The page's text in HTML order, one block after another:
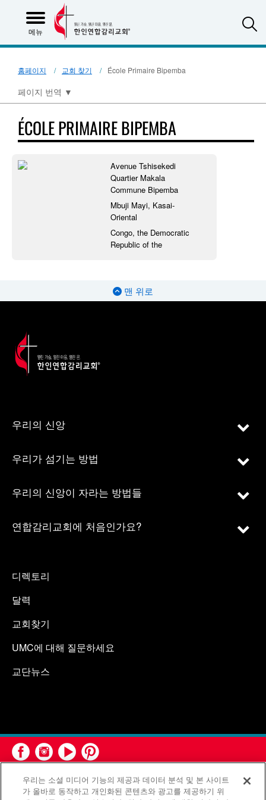
메뉴
홈페이지 교회 찾기 École Primaire Bipemba
페이지 번역 ▼
ÉCOLE PRIMAIRE BIPEMBA
Avenue Tshisekedi
Quartier Makala
Commune Bipemba
Mbuji Mayi, Kasai-
Oriental
Congo, the Democratic
Republic of the
맨 위로
우리의 신앙
우리가 섬기는 방법
우리의 신앙이 자라는 방법들
연합감리교회에 처음인가요?
디렉토리
달력
교회찾기
UMC에 대해 질문하세요
교단뉴스
우리는 소셜 미디어 기능의 제공과 데이터 분석 및 본 사이트
가 올바로 동작하고 개인화된 콘텐츠와 광고를 제공하기 위